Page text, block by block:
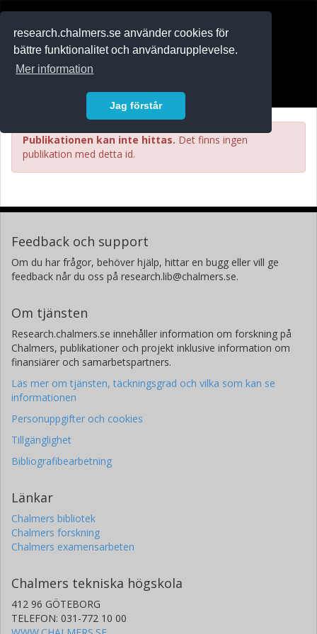
research.chalmers.se använder cookies för
bättre funktionalitet och användarupplevelse.
Mer information
Jag förstår
Publikationen kan inte hittas. Det finns ingen
publikation med detta id.
Feedback och support
Om du har frågor, behöver hjälp, hittar en bugg eller vill ge
feedback når du oss på research.lib@chalmers.se.
Om tjänsten
Research.chalmers.se innehåller information om forskning på
Chalmers, publikationer och projekt inklusive information om
finansiärer och samarbetspartners.
Läs mer om tjänsten, täckningsgrad och vilka som kan se
informationen
Personuppgifter och cookies
Tillgänglighet
Bibliografibearbetning
Länkar
Chalmers bibliotek
Chalmers forskning
Chalmers examensarbeten
Chalmers tekniska högskola
412 96 GÖTEBORG
TELEFON: 031-772 10 00